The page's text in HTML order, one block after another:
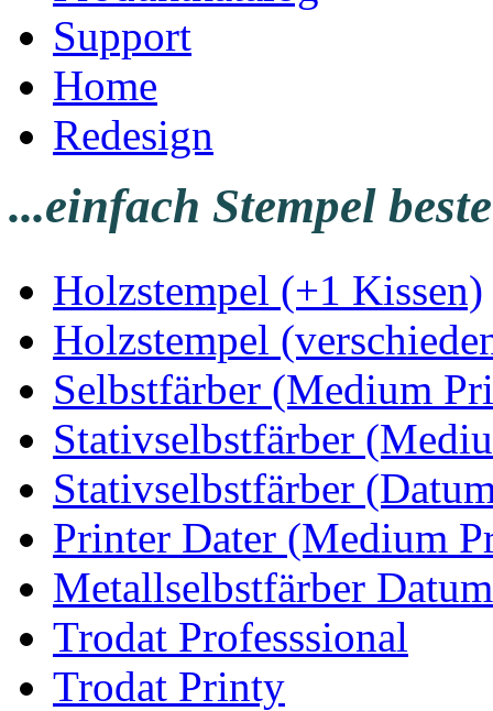
Support
Home
Redesign
...einfach Stempel
Holzstempel (+1 Kissen)
Holzstempel
Selbstfärber (Medium
Stativselbstfärber
Stativselbstfärber
Printer Dater (Medium
Metallselbstfärber Datum
Trodat Professsional
Trodat Printy